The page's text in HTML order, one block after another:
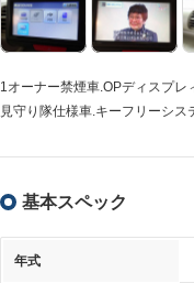
1オーナー禁煙車.OPディスプ
見守り隊仕様車.キーフリーシ
基本スペック
年式